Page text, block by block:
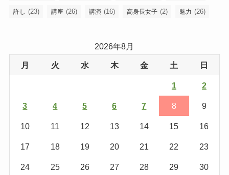
許し (23) 講座 (26) 講演 (16) 高身長女子 (2) 魅力 (26)
2026年8月
月 火 水 木 金 土 日
1 2
3 4 5 6 7 8 9
10 11 12 13 14 15 16
17 18 19 20 21 22 23
24 25 26 27 28 29 30